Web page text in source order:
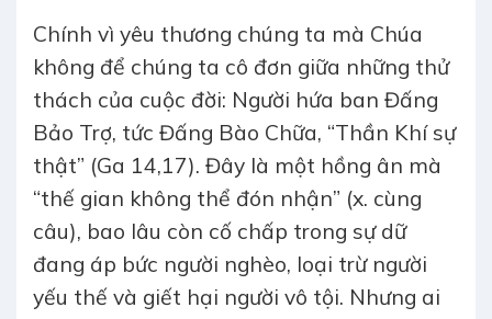
Chính vì yêu thương chúng ta mà Chúa
không để chúng ta cô đơn giữa những thử
thách của cuộc đời: Người hứa ban Đấng
Bảo Trợ, tức Đấng Bào Chữa, “Thần Khí sự
thật” (Ga 14,17). Đây là một hồng ân mà
“thế gian không thể đón nhận” (x. cùng
câu), bao lâu còn cố chấp trong sự dữ
đang áp bức người nghèo, loại trừ người
yếu thế và giết hại người vô tội. Nhưng ai